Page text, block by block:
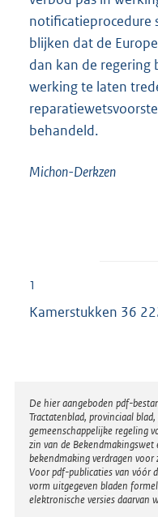
notificatieprocedure
blijken dat de
dan kan de regering
werking te laten
behandeld.
Michon-Derkzen
1
Kamerstukken 36
Disclaimer
De hier aangeboden pdf-
Tractatenblad, provinciaal
gemeenschappelijke regeling
zin van de
bekendmaking verdragen
Voor pdf-publicaties van vóór
vorm uitgegeven bladen
elektronische versies daarvan